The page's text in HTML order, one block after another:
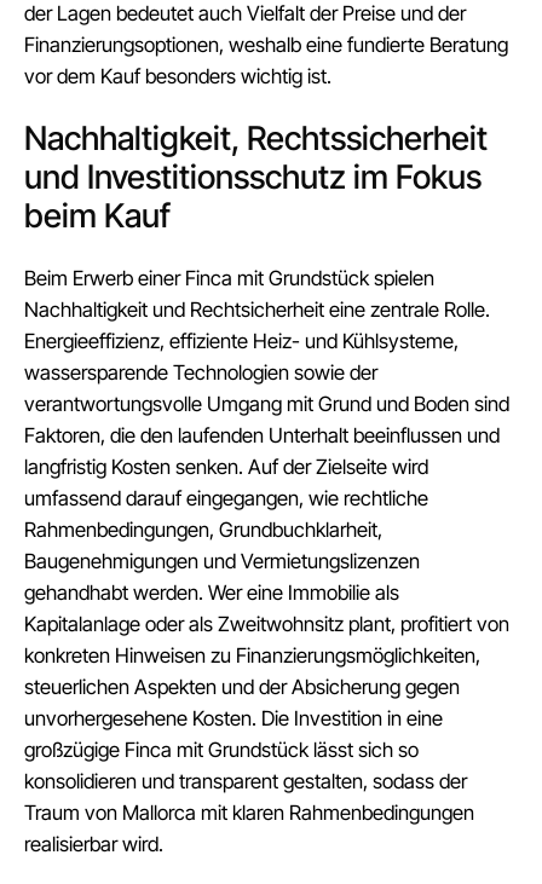
der Lagen bedeutet auch Vielfalt der Preise und der
Finanzierungsoptionen, weshalb eine fundierte Beratung
vor dem Kauf besonders wichtig ist.
Nachhaltigkeit, Rechtssicherheit
und Investitionsschutz im Fokus
beim Kauf
Beim Erwerb einer Finca mit Grundstück spielen
Nachhaltigkeit und Rechtsicherheit eine zentrale Rolle.
Energieeffizienz, effiziente Heiz- und Kühlsysteme,
wassersparende Technologien sowie der
verantwortungsvolle Umgang mit Grund und Boden sind
Faktoren, die den laufenden Unterhalt beeinflussen und
langfristig Kosten senken. Auf der Zielseite wird
umfassend darauf eingegangen, wie rechtliche
Rahmenbedingungen, Grundbuchklarheit,
Baugenehmigungen und Vermietungslizenzen
gehandhabt werden. Wer eine Immobilie als
Kapitalanlage oder als Zweitwohnsitz plant, profitiert von
konkreten Hinweisen zu Finanzierungsmöglichkeiten,
steuerlichen Aspekten und der Absicherung gegen
unvorhergesehene Kosten. Die Investition in eine
großzügige Finca mit Grundstück lässt sich so
konsolidieren und transparent gestalten, sodass der
Traum von Mallorca mit klaren Rahmenbedingungen
realisierbar wird.